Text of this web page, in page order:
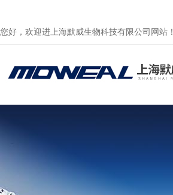
您好，欢迎进上海默威生物科技有限公司网站！